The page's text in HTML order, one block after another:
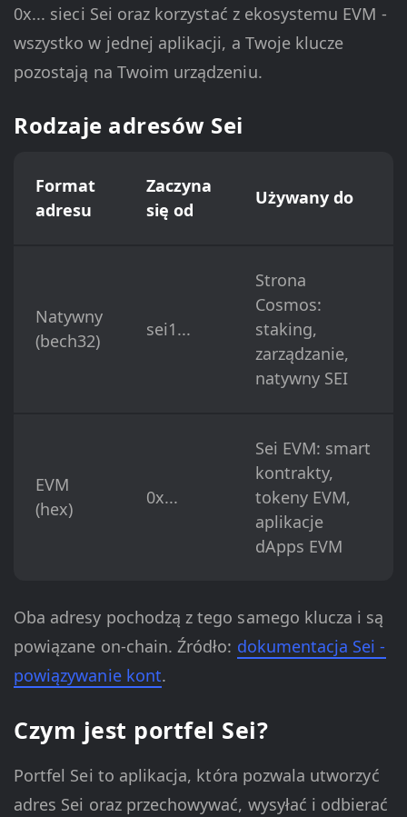
0x... sieci Sei oraz korzystać z ekosystemu EVM -
wszystko w jednej aplikacji, a Twoje klucze
pozostają na Twoim urządzeniu.
Rodzaje adresów Sei
Format
adresu
Zaczyna
się od
Używany do
Natywny
(bech32)
sei1...
Strona
Cosmos:
staking,
zarządzanie,
natywny SEI
EVM
(hex)
0x...
Sei EVM: smart
kontrakty,
tokeny EVM,
aplikacje
dApps EVM
Oba adresy pochodzą z tego samego klucza i są
powiązane on-chain. Źródło: dokumentacja Sei -
powiązywanie kont.
Czym jest portfel Sei?
Portfel Sei to aplikacja, która pozwala utworzyć
adres Sei oraz przechowywać, wysyłać i odbierać